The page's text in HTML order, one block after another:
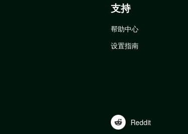
支持
帮助中心
设置指南
Reddit